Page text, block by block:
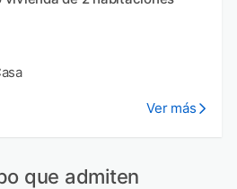
Ver más
que admiten